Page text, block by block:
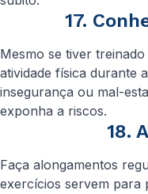
17.
Mesmo se tiver
atividade física durante
insegurança ou mal-
exponha a riscos.
18.
Faça alongamentos
exercícios servem para